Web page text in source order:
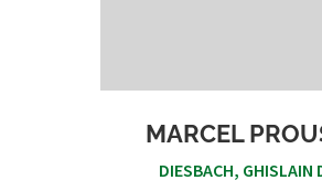
MARCEL
DIESBACH, GHISLAIN